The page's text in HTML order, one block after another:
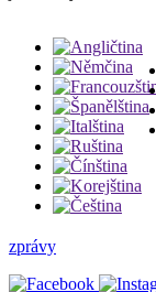
zprávy